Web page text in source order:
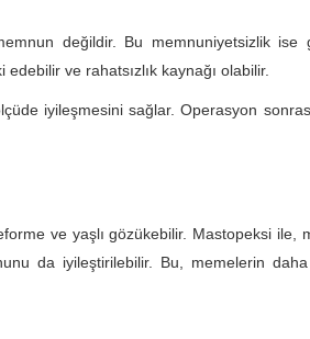
değildir. Bu memnuniyetsizlik ise
ve rahatsızlık kaynağı olabilir.
iyileşmesini sağlar. Operasyon
ve yaşlı gözükebilir. Mastopeksi ile,
da iyileştirilebilir. Bu, memelerin